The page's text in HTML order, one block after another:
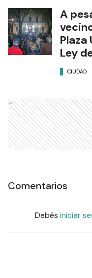
A
Plaza
Ley
CIUDAD
Ads
Comentarios
Debés iniciar